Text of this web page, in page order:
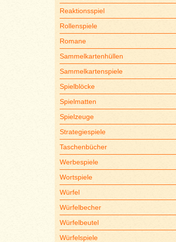
Reaktionsspiel
Rollenspiele
Romane
Sammelkartenhüllen
Sammelkartenspiele
Spielblöcke
Spielmatten
Spielzeuge
Strategiespiele
Taschenbücher
Werbespiele
Wortspiele
Würfel
Würfelbecher
Würfelbeutel
Würfelspiele